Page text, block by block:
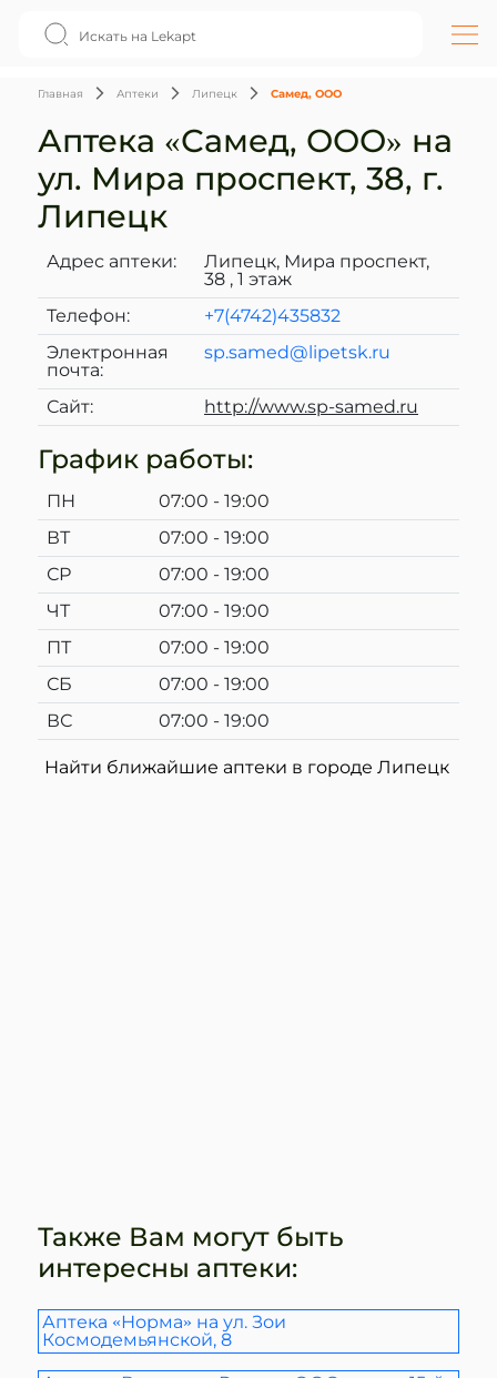
Главная Аптеки Липецк Самед, ООО
Аптека «Самед, ООО» на
ул. Мира проспект, 38, г.
Липецк
Адрес аптеки:
Липецк, Мира проспект,
38 , 1 этаж
Телефон:
+7(4742)435832
Электронная
почта:
sp.samed@lipetsk.ru
Сайт: http://www.sp-samed.ru
График работы:
ПН
07:00 - 19:00
ВТ
07:00 - 19:00
СР
07:00 - 19:00
ЧТ
07:00 - 19:00
ПТ
07:00 - 19:00
СБ
07:00 - 19:00
ВС
07:00 - 19:00
Найти ближайшие аптеки в городе Липецк
Также Вам могут быть
интересны аптеки:
Аптека «Норма» на ул. Зои
Космодемьянской, 8